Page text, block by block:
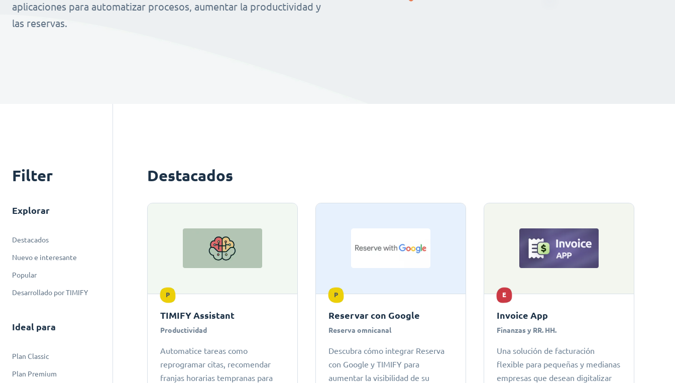
aplicaciones para automatizar procesos, aumentar la productividad y
las reservas.
Filter
Explorar
Destacados
Nuevo e interesante
Popular
Desarrollado por TIMIFY
Ideal para
Plan Classic
Plan Premium
Destacados
P
TIMIFY Assistant
Productividad
Automatice tareas como
reprogramar citas, recomendar
franjas horarias tempranas para
P
Reservar con Google
Reserva omnicanal
Descubra cómo integrar Reserva
con Google y TIMIFY para
aumentar la visibilidad de su
E
Invoice App
Finanzas y RR. HH.
Una solución de facturación
flexible para pequeñas y medianas
empresas que desean digitalizar